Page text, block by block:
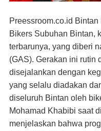
Preessroom.co.id
Bikers Subuhan Bintan,
terbarunya, yang diberi
(GAS). Gerakan ini rutin
disejalankan dengan
yang selalu diadakan
diseluruh Bintan oleh
Mohamad Khabibi saat
menjelaskan bahwa